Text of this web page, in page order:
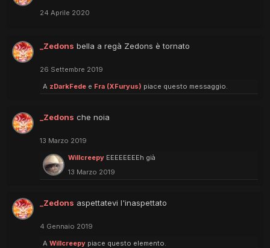
24 Aprile 2020
_Zedons bella a regà Zedons è tornato
26 Settembre 2019
A zDarkFede e Fra (XFuryus) piace questo messaggio.
_Zedons che noia
13 Marzo 2019
Willcreepy EEEEEEEEh già
13 Marzo 2019
_Zedons aspettatevi l'inaspettato
4 Gennaio 2019
A Willcreepy piace questo elemento.